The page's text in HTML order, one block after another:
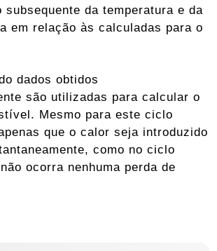
subsequente da temperatura e da
em relação às calculadas para o
dados obtidos
são utilizadas para calcular o
Mesmo para este ciclo
que o calor seja introduzido
como no ciclo
ocorra nenhuma perda de